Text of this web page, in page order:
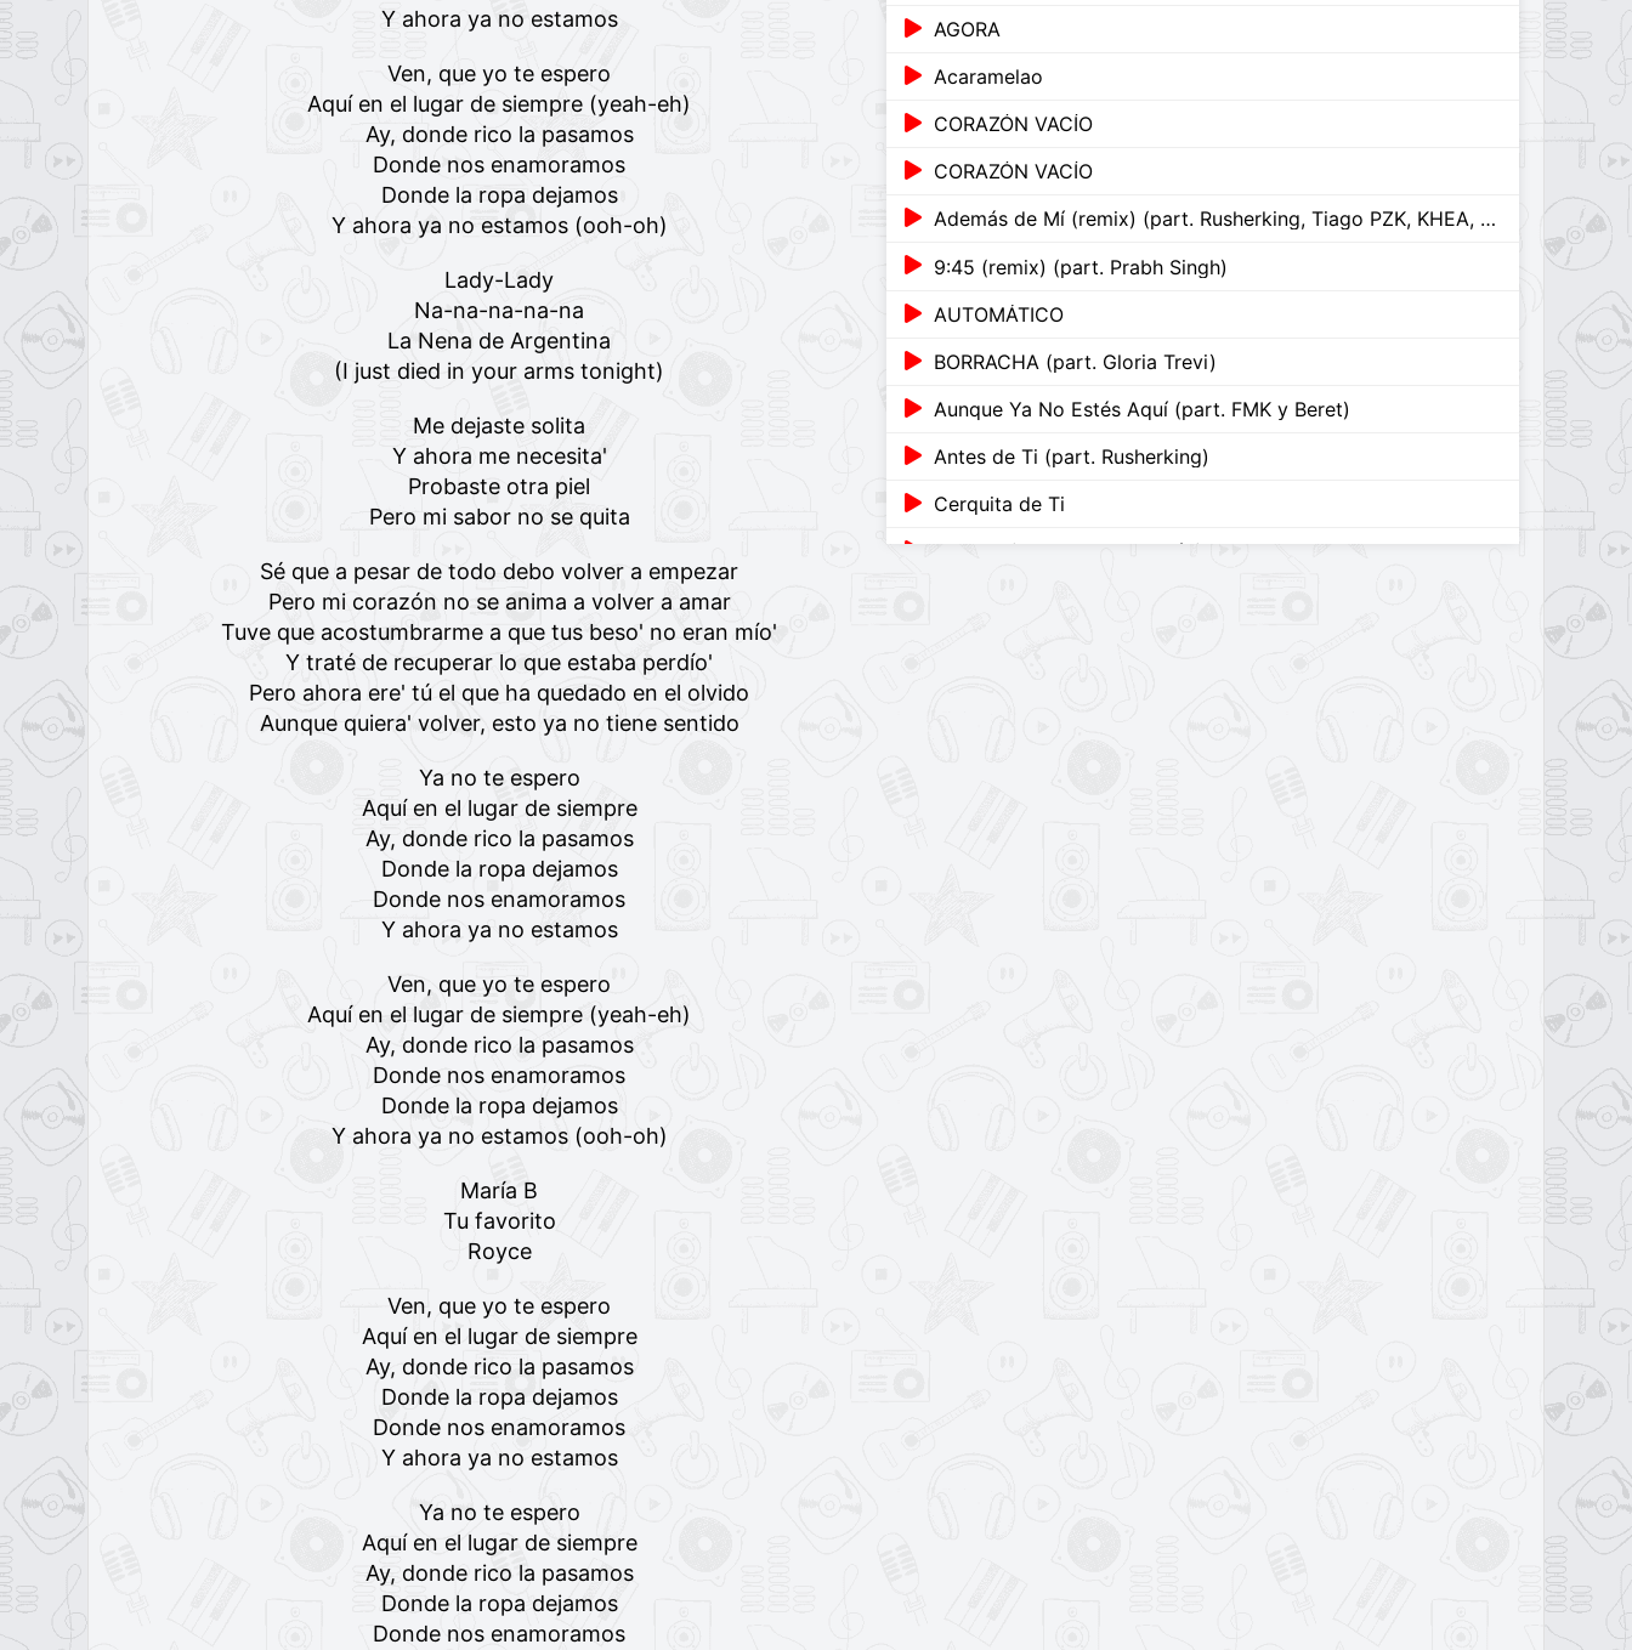
Y ahora ya no estamos
Ven, que yo te espero
Aquí en el lugar de siempre (yeah-eh)
Ay, donde rico la pasamos
Donde nos enamoramos
Donde la ropa dejamos
Y ahora ya no estamos (ooh-oh)
Lady-Lady
Na-na-na-na-na
La Nena de Argentina
(I just died in your arms tonight)
Me dejaste solita
Y ahora me necesita'
Probaste otra piel
Pero mi sabor no se quita
Sé que a pesar de todo debo volver a empezar
Pero mi corazón no se anima a volver a amar
Tuve que acostumbrarme a que tus beso' no eran mío'
Y traté de recuperar lo que estaba perdío'
Pero ahora ere' tú el que ha quedado en el olvido
Aunque quiera' volver, esto ya no tiene sentido
Ya no te espero
Aquí en el lugar de siempre
Ay, donde rico la pasamos
Donde la ropa dejamos
Donde nos enamoramos
Y ahora ya no estamos
Ven, que yo te espero
Aquí en el lugar de siempre (yeah-eh)
Ay, donde rico la pasamos
Donde nos enamoramos
Donde la ropa dejamos
Y ahora ya no estamos (ooh-oh)
María B
Tu favorito
Royce
Ven, que yo te espero
Aquí en el lugar de siempre
Ay, donde rico la pasamos
Donde la ropa dejamos
Donde nos enamoramos
Y ahora ya no estamos
Ya no te espero
Aquí en el lugar de siempre
Ay, donde rico la pasamos
Donde la ropa dejamos
Donde nos enamoramos
AGORA
Acaramelao
CORAZÓN VACÍO
CORAZÓN VACÍO
Además de Mí (remix) (part. Rusherking, Tiago PZK, KHEA, LIT killah y Duki)
9:45 (remix) (part. Prabh Singh)
AUTOMÁTICO
BORRACHA (part. Gloria Trevi)
Aunque Ya No Estés Aquí (part. FMK y Beret)
Antes de Ti (part. Rusherking)
Cerquita de Ti
Amigos (part. Pablo Alborán)